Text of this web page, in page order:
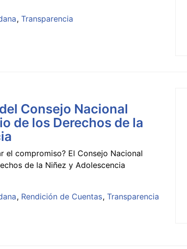
Transparencia
Consejo Nacional
de los Derechos de la
el compromiso? El Consejo Nacional
de la Niñez y Adolescencia
Rendición de Cuentas Transparencia